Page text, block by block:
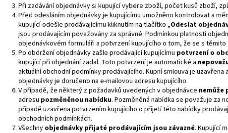
Při zadávání objednávky si kupující vybere zboží, počet kusů zboží,
Před odesláním objednávky je kupujícímu umožněno kontrolovat a
kupující odešle prodávajícímu kliknutím na tlačítko „Odeslat
jsou prodávajícím považovány za správné. Podmínkou platnosti
objednávkovém formuláři a potvrzení kupujícího o tom, že se s
Po obdržení objednávky zašle prodávající kupujícímu potvrzení o
kupující při objednání zadal. Toto potvrzení je automatické a
aktuální obchodní podmínky prodávajícího. Kupní smlouva je
objednávky je doručeno na e-mailovou adresu kupujícího.
V případě, že některý z požadavků uvedených v objednávce
adresu pozměněnou nabídku. Pozměněná nabídka se považuje za
případě uzavřena potvrzením kupujícího o přijetí této nabídky
obchodních podmínkách.
Všechny objednávky přijaté prodávajícím jsou závazné. Kupující